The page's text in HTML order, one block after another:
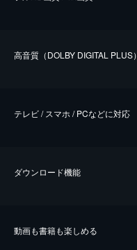
⾼⾳質（DOLBY DIGITAL PLUS）
テレビ / スマホ / PCなどに対応
ダウンロード機能
動画も書籍も楽しめる